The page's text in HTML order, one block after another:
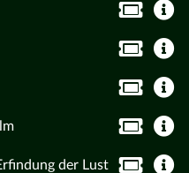
der Lust